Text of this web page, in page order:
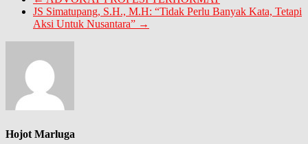
JS Simatupang, S.H., M.H: “Tidak Perlu Banyak Kata, Tetapi
Aksi Untuk Nusantara” →
Hojot Marluga